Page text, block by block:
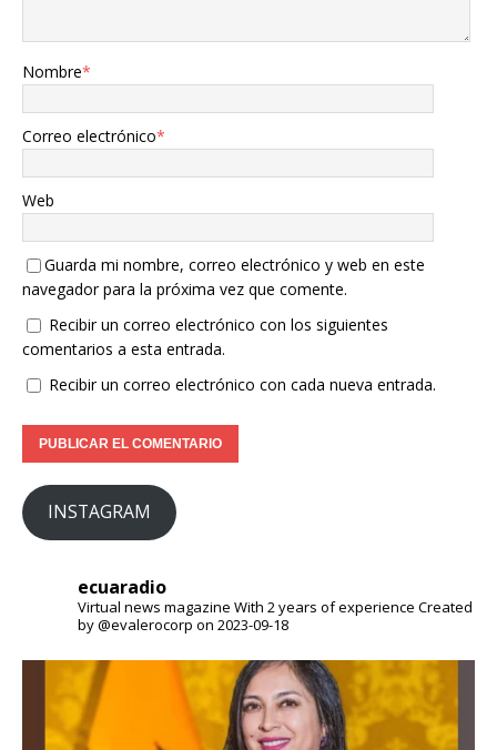
Nombre*
Correo electrónico*
Web
Guarda mi nombre, correo electrónico y web en este
navegador para la próxima vez que comente.
Recibir un correo electrónico con los siguientes
comentarios a esta entrada.
Recibir un correo electrónico con cada nueva entrada.
INSTAGRAM
ecuaradio
Virtual news magazine With 2 years of experience Created
by @evalerocorp on 2023-09-18